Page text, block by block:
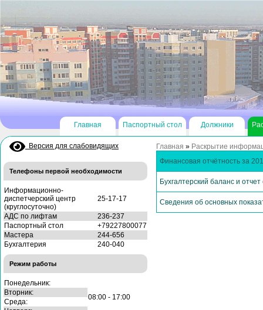
Главная Паспортный стол Должники
Версия для слабовидящих
Телефоны первой необходимости
Информационно-
диспетчерский центр
(круглосуточно)
25-17-17
АДС по лифтам
236-237
Паспортный стол
+79227800077
Мастера
244-656
Бухгалтерия
240-040
Режим работы
Понедельник:
08:00 - 17:00
Вторник:
Среда:
Главная » Раскрытие
Финансовая отчётность за
Бухгалтерский баланс и
Сведения об основных